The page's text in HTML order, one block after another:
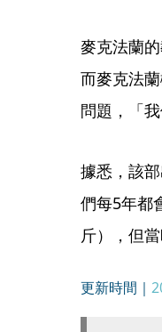
麥克法蘭
而麥克法
問題，「
據悉，該
們每5年都
斤），但
更新時間｜